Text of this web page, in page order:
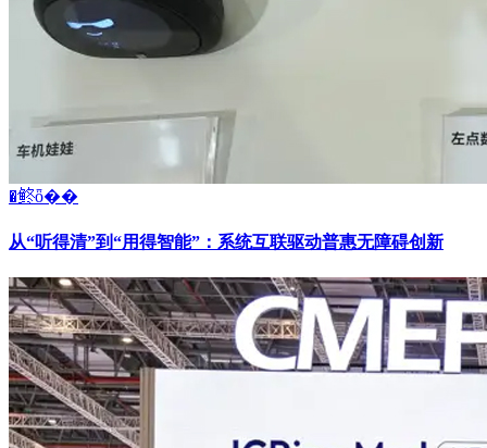
�鿴ȫ��
从“听得清”到“用得智能”：系统互联驱动普惠无障碍创新